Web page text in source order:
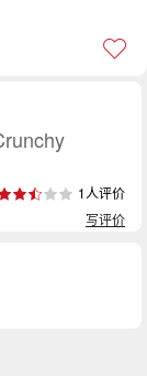
1人评价
写评价